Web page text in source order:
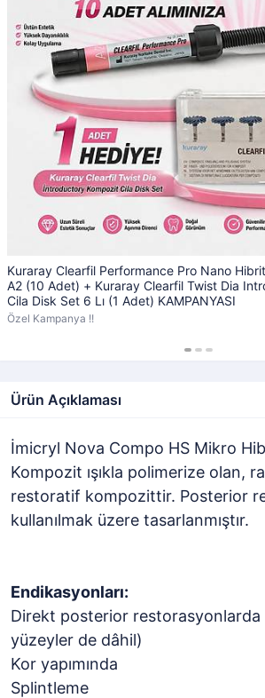
Kuraray Clearfil Performance Pro Nano
A2 (10 Adet) + Kuraray Clearfil Twist Dia
Cila Disk Set 6 Lı (1 Adet) KAMPANYASI
Özel Kampanya !!
Ürün Açıklaması
İmicryl Nova Compo HS Mikro
Kompozit ışıkla polimerize olan,
restoratif kompozittir. Posterior
kullanılmak üzere tasarlanmıştır.
Endikasyonları:
Direkt posterior restorasyonlarda
yüzeyler de dâhil)
Kor yapımında
Splintleme